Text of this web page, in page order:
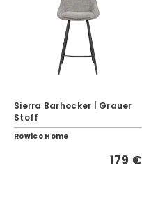
Sierra Barhocker | Grauer
Stoff
Rowico Home
179 €